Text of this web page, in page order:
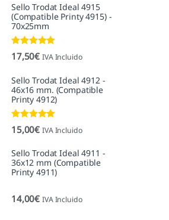
Sello Trodat Ideal 4915
(Compatible Printy 4915) -
70x25mm
Valorado con
5.00de 5
17,50€ IVA Incluido
Sello Trodat Ideal 4912 -
46x16 mm. (Compatible
Printy 4912)
Valorado con
5.00de 5
15,00€ IVA Incluido
Sello Trodat Ideal 4911 -
36x12 mm (Compatible
Printy 4911)
14,00€ IVA Incluido